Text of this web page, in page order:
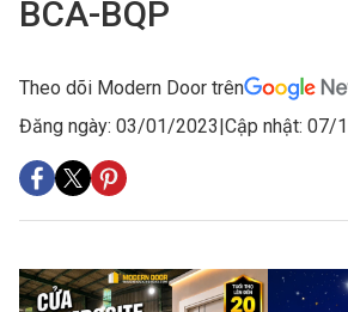
BCA-BQP
Theo dõi Modern Door trên
Đăng ngày: 03/01/2023|Cập nhật: 07/